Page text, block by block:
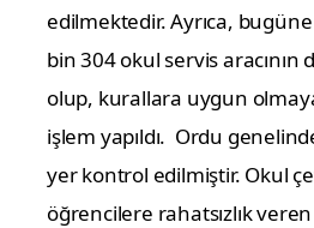
edilmektedir. Ayrıca,
bin 304 okul servis aracının
olup, kurallara uygun
işlem yapıldı. Ordu
yer kontrol edilmiştir. Okul
öğrencilere rahatsızlık